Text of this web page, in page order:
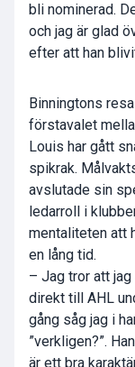
bli nominerad.
och jag är glad
efter att han
Binningtons
förstavalet
Louis har gått
spikrak.
avslutade sin
ledarroll i
mentaliteten att
en lång tid.
– Jag tror att
direkt till AHL
gång såg jag i
”verkligen?”.
är ett bra